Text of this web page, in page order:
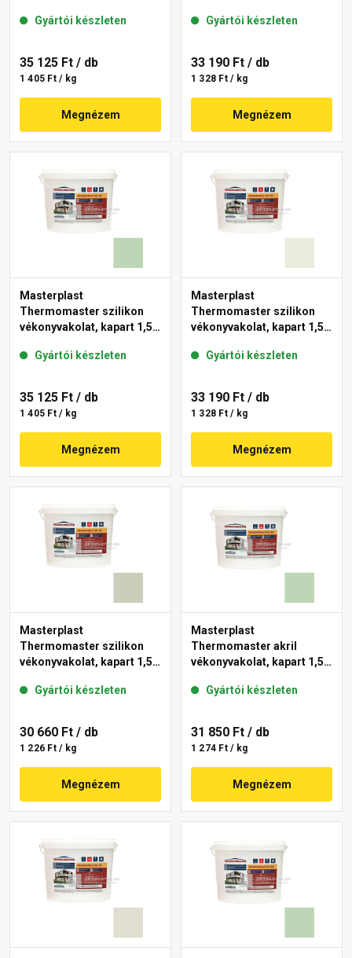
Gyártói készleten
35 125 Ft / db
1 405 Ft / kg
Megnézem
Gyártói készleten
33 190 Ft / db
1 328 Ft / kg
Megnézem
Masterplast
Thermomaster szilikon
vékonyvakolat, kapart 1,5
Gyártói készleten
35 125 Ft / db
1 405 Ft / kg
Megnézem
Masterplast
Thermomaster szilikon
vékonyvakolat, kapart 1,5
Gyártói készleten
33 190 Ft / db
1 328 Ft / kg
Megnézem
Masterplast
Thermomaster szilikon
vékonyvakolat, kapart 1,5
Gyártói készleten
30 660 Ft / db
1 226 Ft / kg
Megnézem
Masterplast
Thermomaster akril
vékonyvakolat, kapart 1,5
Gyártói készleten
31 850 Ft / db
1 274 Ft / kg
Megnézem